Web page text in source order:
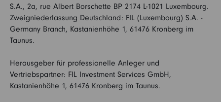
S.A., 2a, rue Albert Borschette BP 2174 L-1021 Luxembourg.
Zweigniederlassung Deutschland: FIL (Luxembourg) S.A. -
Germany Branch, Kastanienhöhe 1, 61476 Kronberg im
Taunus.
Herausgeber für professionelle Anleger und
Vertriebspartner: FIL Investment Services GmbH,
Kastanienhöhe 1, 61476 Kronberg im Taunus.